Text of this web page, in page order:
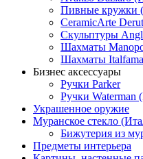
Пивные кружки
CeramicArte
Скульптуры
Шахматы
Шахматы
Бизнес аксессуары
Ручки Parker
Ручки Waterman
Украшенное оружие
Муранское стекло
Бижутерия из
Предметы интерьера